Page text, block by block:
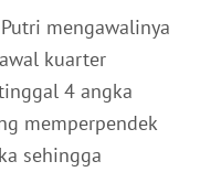
mengawalinya
kuarter
4 angka
memperpendek
sehingga